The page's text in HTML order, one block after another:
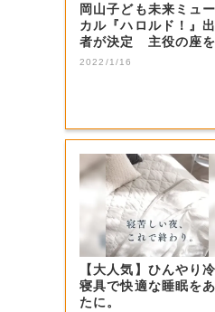
岡山子ども未来ミュ
カル『ハロルド！』
者が決定 主役の座
止めた感想は…...
2022/1/16
【大人気】ひんやり
寝具で快適な睡眠を
たに。